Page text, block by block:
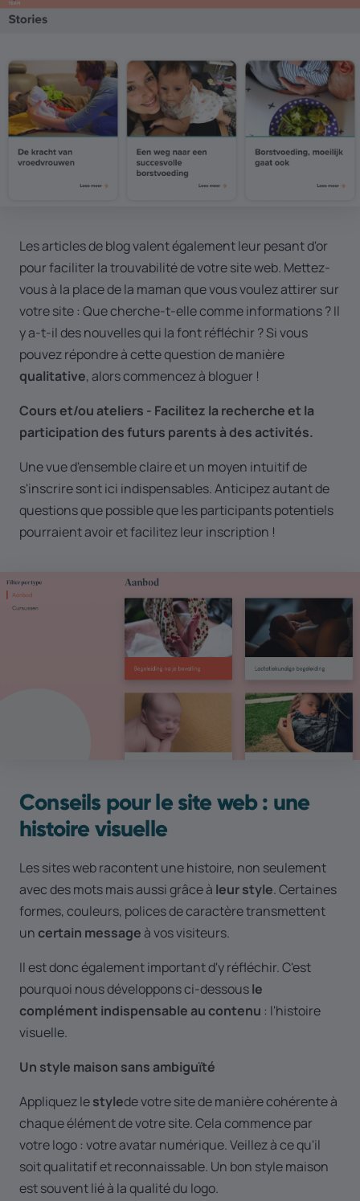
Les articles de blog valent également leur pesant d'or
pour faciliter la trouvabilité de votre site web. Mettez-
vous à la place de la maman que vous voulez attirer sur
votre site : Que cherche-t-elle comme informations ? Il
y a-t-il des nouvelles qui la font réfléchir ? Si vous
pouvez répondre à cette question de manière
qualitative, alors commencez à bloguer !
Cours et/ou ateliers - Facilitez la recherche et la
participation des futurs parents à des activités.
Une vue d'ensemble claire et un moyen intuitif de
s'inscrire sont ici indispensables. Anticipez autant de
questions que possible que les participants potentiels
pourraient avoir et facilitez leur inscription !
Conseils pour le site web : une
histoire visuelle
Les sites web racontent une histoire, non seulement
avec des mots mais aussi grâce à leur style. Certaines
formes, couleurs, polices de caractère transmettent
uncertain messageà vos visiteurs.
Il est donc également important d'y réfléchir. C'est
pourquoi nous développons ci-dessousle
complément indispensable au contenu : l'histoire
visuelle.
Un style maison sans ambiguïté
Appliquez lestylede votre site de manière cohérente à
chaque élément de votre site. Cela commence par
votre logo : votre avatar numérique. Veillez à ce qu'il
soit qualitatif et reconnaissable. Un bon style maison
est souvent lié à la qualité du logo.